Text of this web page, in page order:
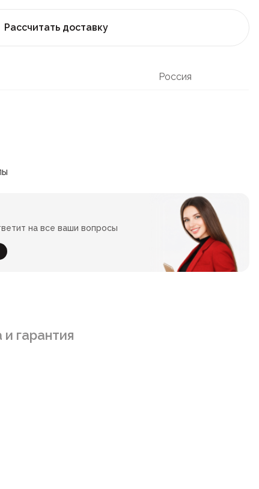
Рассчитать доставку
Россия
на все ваши вопросы
гарантия